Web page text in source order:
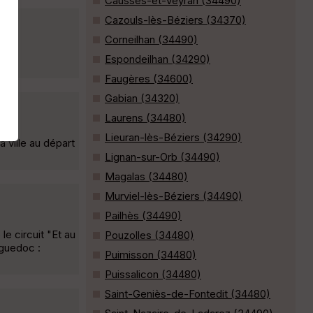
ville au départ
circuit "Et au
:
Cazouls-lès-Béziers (34370)
Corneilhan (34490)
Espondeilhan (34290)
Faugères (34600)
Gabian (34320)
Laurens (34480)
Lieuran-lès-Béziers (34290)
Lignan-sur-Orb (34490)
Magalas (34480)
Murviel-lès-Béziers (34490)
Pailhès (34490)
Pouzolles (34480)
Puimisson (34480)
Puissalicon (34480)
Saint-Geniès-de-Fontedit (34480)